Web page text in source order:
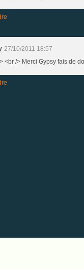
27/10/2011 18:57
<br /> Merci Gypsy fais de